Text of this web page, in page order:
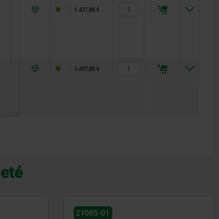
15,5 133
1.437,88 €
15,5 133
1.437,88 €
21085-01